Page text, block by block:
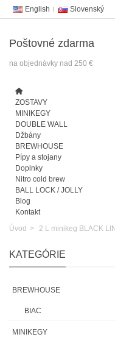
English Slovenský
Poštovné zdarma
na objednávky nad 250 €
ZOSTAVY
MINIKEGY
DOUBLE WALL
Džbány
BREWHOUSE
Pípy a stojany
Doplnky
Nitro cold brew
BALL LOCK / JOLLY
Blog
Kontakt
Úvod > 2 L minikeg BLACK
KATEGÓRIE
BREWHOUSE
BIAC
MINIKEGY